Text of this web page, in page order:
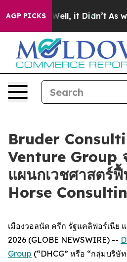
AGP PICKS
40%. Well, it Didn’t As war
Bruder
Venture Group
แผนกเวชศาสตร์
Horse
เมืองวอลนัต ครีก รัฐแคลิฟอร์เนีย
2026 (GLOBE NEWSWIRE) --
Group (“DHCG” หรือ “กลุ่มบริษั